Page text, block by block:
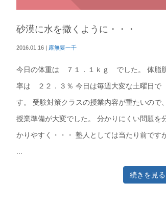
砂漠に水を撒くように・・・
2016.01.16 | 露無要一千
今日の体重は ７１．１ｋｇ でした。 体脂
率は ２２．３％ 今日は毎週大変な土曜日で
す。 受験対策クラスの授業内容が重たいので、
授業準備が大変でした。 分かりにくい問題を
かりやすく・・・ 塾人としては当たり前です
続きを見る